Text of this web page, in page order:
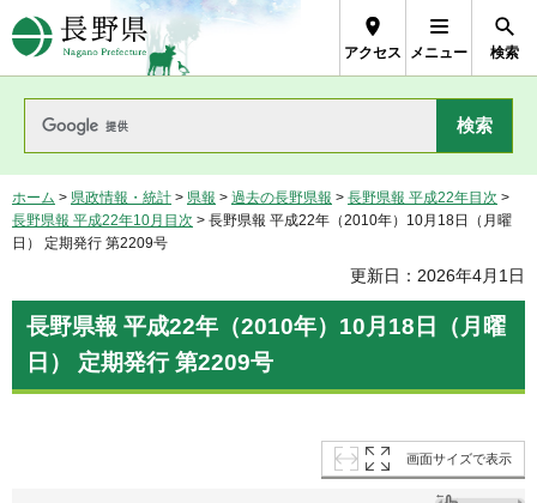
長野県Nagano Prefecture
アクセス メニュー 検索
ホーム > 県政情報・統計 > 県報 > 過去の長野県報 > 長野県報 平成22年目次 >
長野県報 平成22年10月目次 > 長野県報 平成22年（2010年）10月18日（月曜
日） 定期発行 第2209号
更新日：2026年4月1日
長野県報 平成22年（2010年）10月18日（月曜
日） 定期発行 第2209号
画面サイズで表示